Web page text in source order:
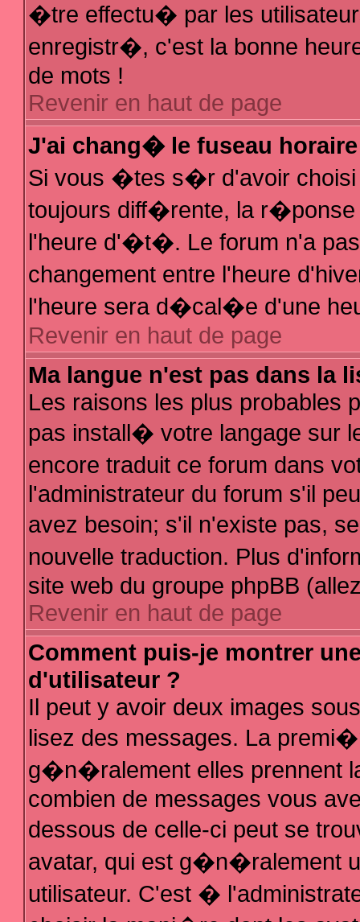
�tre effectu� par les
enregistr�, c'est la bonne
de mots !
Revenir en haut de page
J'ai chang� le fuseau
Si vous �tes s�r d'avoir choisi
toujours diff�rente, la
l'heure d'�t�. Le forum n'a
changement entre l'heure
l'heure sera d�cal�e d'une
Revenir en haut de page
Ma langue n'est pas dans la
Les raisons les plus probables
pas install� votre langage sur
encore traduit ce forum dans
l'administrateur du forum s'il
avez besoin; s'il n'existe pas,
nouvelle traduction. Plus
site web du groupe phpBB
Revenir en haut de page
Comment puis-je montrer
d'utilisateur ?
Il peut y avoir deux images
lisez des messages. La
g�n�ralement elles prennent
combien de messages vous
dessous de celle-ci peut se
avatar, qui est g�n�ralement
utilisateur. C'est �